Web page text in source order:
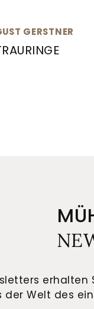
GERSTNER
der Welt des